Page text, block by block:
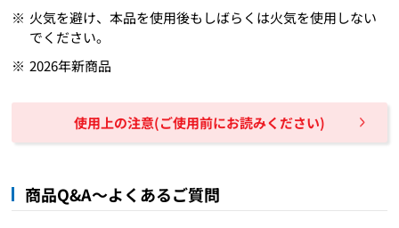
火気を避け、本品を使用後もしばらくは火気を使用しない
でください。
2026年新商品
使用上の注意(ご使用前にお読みください)
商品Q&A～よくあるご質問